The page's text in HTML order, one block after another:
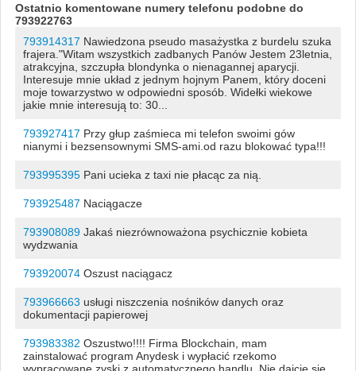
Ostatnio komentowane numery telefonu podobne do
793922763
793914317 Nawiedzona pseudo masażystka z burdelu szuka
frajera."Witam wszystkich zadbanych Panów Jestem 23letnia,
atrakcyjna, szczupła blondynka o nienagannej aparycji.
Interesuje mnie układ z jednym hojnym Panem, który doceni
moje towarzystwo w odpowiedni sposób. Widełki wiekowe
jakie mnie interesują to: 30...
793927417 Przy głup zaśmieca mi telefon swoimi gów
nianymi i bezsensownymi SMS-ami.od razu blokować typa!!!
793995395Pani ucieka z taxi nie płacąc za nią.
793925487 Naciągacze
793908089Jakaś niezrównoważona psychicznie kobieta
wydzwania
793920074Oszust naciągacz
793966663 usługi niszczenia nośników danych oraz
dokumentacji papierowej
793983382 Oszustwo!!!! Firma Blockchain, mam
zainstalować program Anydesk i wypłacić rzekomo